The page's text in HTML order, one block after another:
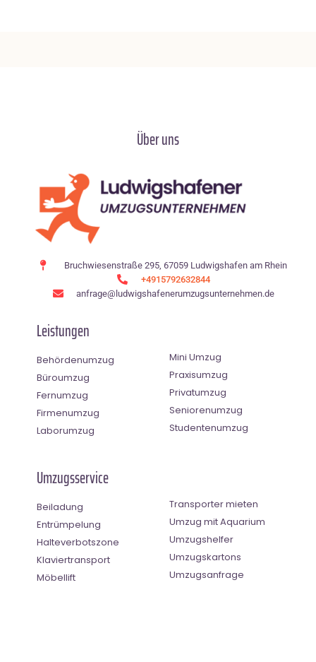
Über uns
Bruchwiesenstraße 295, 67059 Ludwigshafen am Rhein
+4915792632844
anfrage@ludwigshafenerumzugsunternehmen.de
Leistungen
Behördenumzug
Büroumzug
Fernumzug
Firmenumzug
Laborumzug
Mini Umzug
Praxisumzug
Privatumzug
Seniorenumzug
Studentenumzug
Umzugsservice
Beiladung
Entrümpelung
Halteverbotszone
Klaviertransport
Möbellift
Transporter mieten
Umzug mit Aquarium
Umzugshelfer
Umzugskartons
Umzugsanfrage